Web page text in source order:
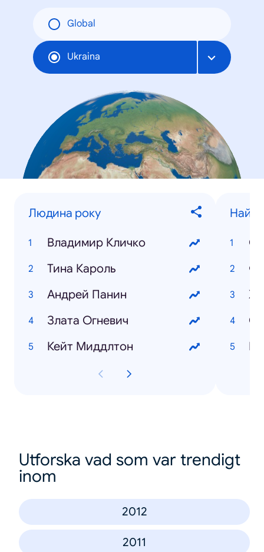
Global
Ukraina
Людина року
Владимир Кличко
Тина Кароль
Андрей Панин
Злата Огневич
Кейт Миддлтон
Utforska vad som var trendigt
inom
2012
2011